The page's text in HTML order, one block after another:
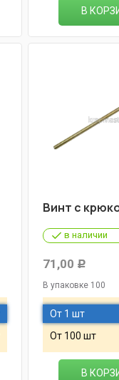
В
Винт с
в наличии
71,00 Р
В упаковке 100
От 1 шт
От 100 шт
В